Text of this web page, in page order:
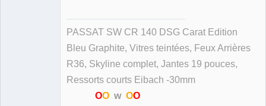
PASSAT SW CR 140 DSG Carat Edition
Bleu Graphite, Vitres teintées, Feux Arrières
R36, Skyline complet, Jantes 19 pouces,
Ressorts courts Eibach -30mm
OO w OO